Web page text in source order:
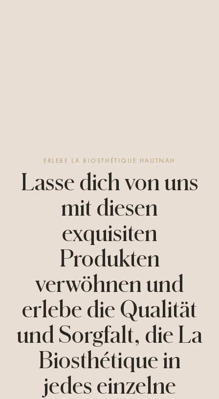
ERLEBE LA BIOSTHÉTIQUE HAUTNAH
Lasse dich von uns
mit diesen
exquisiten
Produkten
verwöhnen und
erlebe die Qualität
und Sorgfalt, die La
Biosthétique in
jedes einzelne